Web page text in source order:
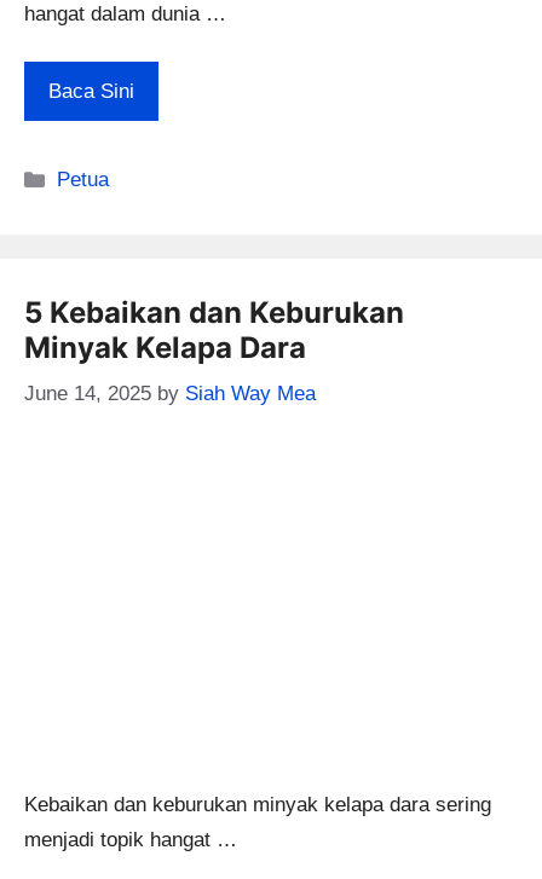
hangat dalam dunia …
Baca Sini
Categories
Petua
5 Kebaikan dan Keburukan
Minyak Kelapa Dara
June 14, 2025 by Siah Way Mea
Kebaikan dan keburukan minyak kelapa dara sering
menjadi topik hangat …